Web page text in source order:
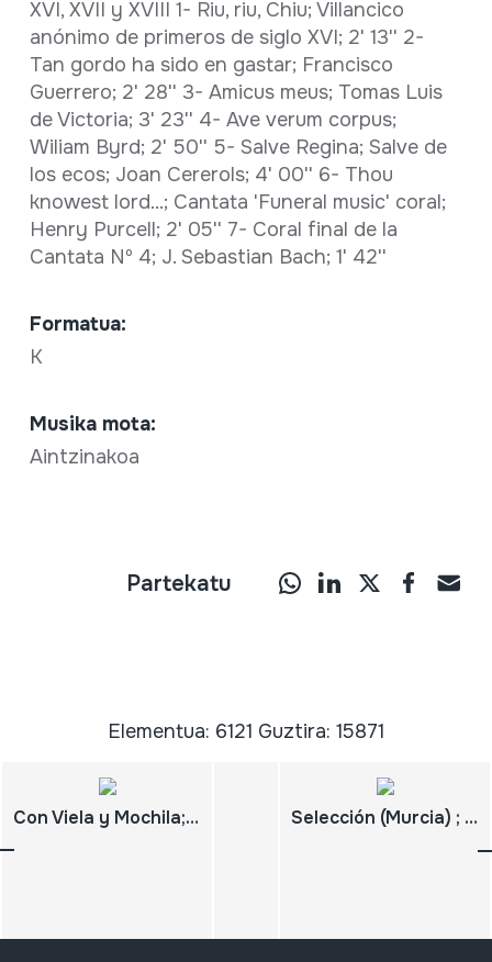
XVI, XVII y XVIII 1- Riu, riu, Chiu; Villancico
anónimo de primeros de siglo XVI; 2' 13'' 2-
Tan gordo ha sido en gastar; Francisco
Guerrero; 2' 28'' 3- Amicus meus; Tomas Luis
de Victoria; 3' 23'' 4- Ave verum corpus;
Wiliam Byrd; 2' 50'' 5- Salve Regina; Salve de
los ecos; Joan Cererols; 4' 00'' 6- Thou
knowest lord...; Cantata 'Funeral music' coral;
Henry Purcell; 2' 05'' 7- Coral final de la
Cantata Nº 4; J. Sebastian Bach; 1' 42''
Formatua:
K
Musika mota:
Aintzinakoa
Partekatu
Elementua: 6121 Guztira: 15871
Con Viela y Mochila; Canciones Judeo-españolas; Yiddish; Bulgaria; Canada; Croacia; Turquia; Marruecos; Francia Selección (Murcia) ; Orquesta de pulso y pua